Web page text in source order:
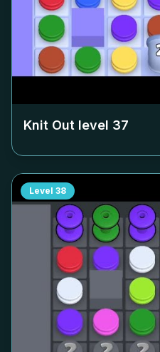
Knit Out level 37
Level 38